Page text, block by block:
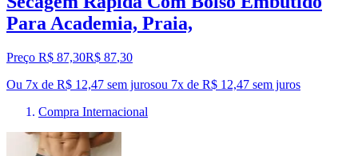
Para Academia, Praia,
Preço R$ 87,30R$ 87,30
Ou 7x de R$ 12,47 sem jurosou 7x de R$ 12,47 sem juros
Compra Internacional